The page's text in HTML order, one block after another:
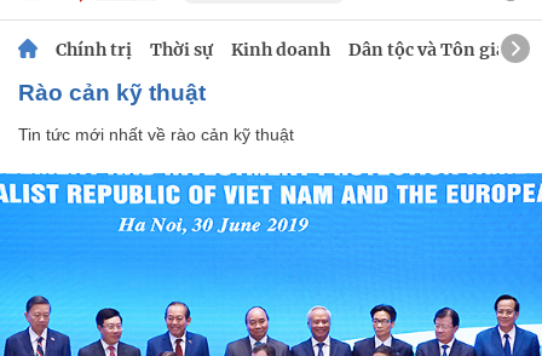
Chính trị Thời sự Kinh doanh Dân tộc và Tôn giáo
rào cản kỹ thuật
Tin tức mới nhất về rào cản kỹ thuật